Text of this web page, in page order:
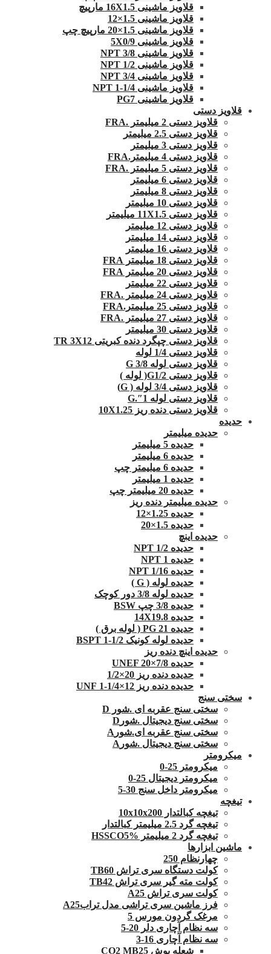
قلاویز ماشینی 16X1.5 مارپیچ
قلاویز ماشینی 1.5×12
قلاویز ماشینی 1.5×20 مارپیچ چپ
قلاویز ماشینی 5X0/9
قلاویز ماشینی 3/8 NPT
قلاویز ماشینی 1/2 NPT
قلاویز ماشینی 3/4 NPT
قلاویز ماشینی 1/4-1 NPT
قلاویز ماشینی PG7
قلاویز دستی
قلاویز دستی 2 میلیمتر .FRA
قلاویز دستی 2.5 میلیمتر
قلاویز دستی 3 میلیمتر
قلاویز دستی 4 میلیمتر.FRA
قلاویز دستی 5 میلیمتر .FRA
قلاویز دستی 6 میلیمتر
قلاویز دستی 8 میلیمتر
قلاویز دستی 10 میلیمتر
قلاویز دستی 11X1.5 میلیمتر
قلاویز دستی 12 میلیمتر
قلاویز دستی 14 میلیمتر
قلاویز دستی 16 میلیمتر
قلاویز دستی 18 میلیمتر FRA
قلاویز دستی 20 میلیمتر FRA
قلاویز دستی 22 میلیمتر
قلاویز دستی 24 میلیمتر .FRA
قلاویز دستی 25 میلیمتر.FRA
قلاویز دستی 27 میلیمتر .FRA
قلاویز دستی 30 میلیمتر
قلاویز دستی چپگرد دنده کبریتی TR 3X12
قلاویز دستی 1/4 لوله
قلاویز دستی لوله G 3/8
قلاویز دستی G1/2( لوله )
قلاویز دستی 3/4 لوله ( G)
قلاویز دستی لوله 1″.G
قلاویز دستی دنده ریز 10X1.25
حدیده
حدیده میلیمتر
حدیده 5 میلیمتر
حدیده 6 میلیمتر
حدیده 6 میلیمتر چپ
حدیده 1 میلیمتر
حدیده 20 میلیمتر چپ
حدیده میلیمتر دنده ریز
حدیده 1.25×12
حدیده 1.5×20
حدیده اینچ
حدیده 1/2 NPT
حدیده NPT 1
حدیده 1/16 NPT
حدیده لوله ( G )
حدیده لوله 3/8 دور کوچک
حدیده 3/8 چپ BSW
حدیده 14X19.8
حدیده 21 PG ( لوله برق )
حدیده لوله کونیک 1/2-1 BSPT
حدیده اینچ دنده ریز
حدیده UNEF 20×7/8
حدیده دنده ریز 20×1/2
حدیده دنده ریز 12×1/4-1 UNF
سختی سنج
سختی سنج عقربه ای .شور D
سختی سنج دیجیتال .شورD
سختی سنج عقربه ای.شورA
سختی سنج دیجیتال .شورA
میکرومتر
میکرومتر 25-0
میکرومتر دیجیتال 25-0
میکرومتر داخل سنج 30-5
تیغچه
تیغچه کبالتدار 10x10x200
تیغچه گرد 2.5 میلیمتر کبالتدار
تیغچه گرد 2 میلیمتر HSSCO5%
ماشین ابزارها
چهارنظام 250
کولت دستگاه سری تراش TB60
کولت مته گیر سری تراش TB42
کولت سری تراش A25
فرز ماشین سری تراشی مدل ترابA25
مرغک گردون مورس 5
سه نظام آچاری دلر 20-5
سه نظام آچاری 16-3
شعله پوش CO2 MB25